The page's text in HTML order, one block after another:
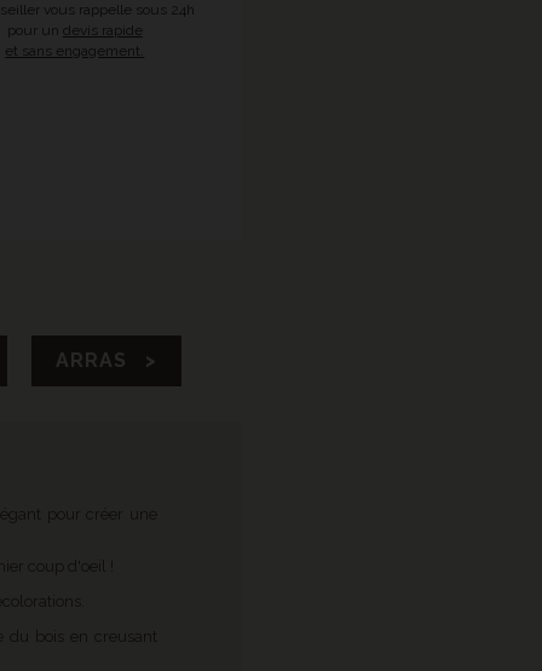
vous rappelle sous 24h
pour un devis rapide
et sans engagement.
ARRAS >
pour créer une
coup d'oeil !
du bois en creusant